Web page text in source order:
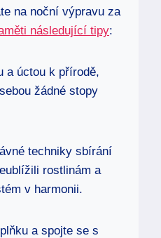
na noční výpravu za
následující tipy:
a úctou k přírodě,
žádné stopy
techniky sbírání
rostlinám a
v harmonii.
a spojte se s